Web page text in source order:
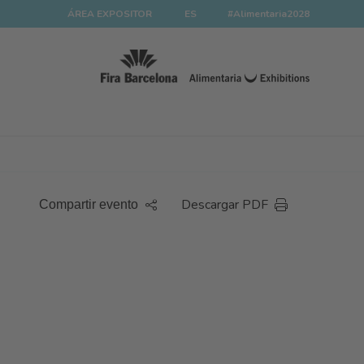
ÁREA EXPOSITOR ES #Alimentaria2028
Compartir evento Descargar PDF